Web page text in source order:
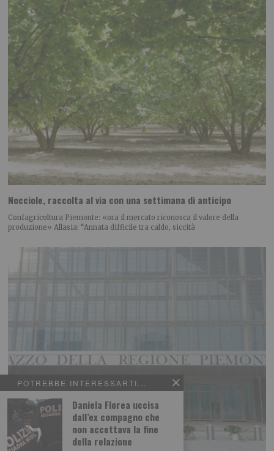
POTREBBE INTERESSARTI...
Daniela Florea uccisa
dall’ex compagno che
non accettava la fine
della relazione
Nocciole, raccolta al via con una settimana di anticipo
Confagricoltura Piemonte: «ora il mercato riconosca il valore della
produzione» Allasia: “Annata difficile tra caldo, siccità